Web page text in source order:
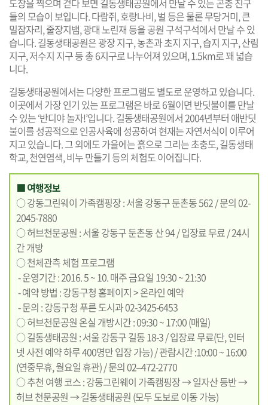
도장을 찍으며 걷다 보면 길동생태공원에서 만날 수 있는 곤충 친구
들의 모습이 보입니다. 다람쥐, 호랑나비, 벌 등은 물론 무당거미, 큰
밀잠자리, 줄장지뱀, 광대 노린재 등을 공원 구석구석에서 만날 수 있
습니다. 길동생태공원은 광장 지구, 농촌과 초지 지구, 습지 지구, 산림
지구, 저수지 지구 등 총 6지구로 나누어져 있으며, 1.5km로 꽤 넓습
니다.
길동생태공원에서는 다양한 프로그램도 별도로 운영하고 있습니다.
이곳에서 가장 인기 있는 프로그램은 바로 6월이면 반딧불이를 만날
수 있는 ‘반디야 놀자!’입니다. 길동생태공원에서 2004년부터 애반딧
불이를 성공적으로 인공사육에 성공하여 현재는 자연서식이 이루어
지고 있습니다. 그 외에도 가을에는 흙으로 그리는 초충도, 길동생태
학교, 천연염색, 비누 만들기 등의 체험도 이어집니다.
■ 여행정보
○ 강동그린웨이 가족캠핑장 : 서울 강동구 둔촌동 562 / 문의 02-
2045-7880
○ 허브천문공원 : 서울 강동구 둔촌동 산 94 / 입장료 무료 / 24시
간 개방
○ 천체관측 체험 프로그램
- 운영기간 : 2016. 5 ~ 10. 매주 금요일 19:30 ~ 21:30
- 예약 방법 : 강동구청 홈페이지 > 온라인 예약
- 문의 : 강동구청 푸른 도시과 02-3425-6453
○ 허브천문공원 온실 개방시간 : 09:30 ~ 17:00 (매일)
○ 길동생태공원 : 서울 강동구 길동 18-3 / 입장료 무료(단, 인터
넷 사전 예약 하루 400명만 입장 가능) / 관람시간 :10:00 ~ 16:00
(연중무휴, 월요일 휴관) / 문의 02–472-2770
○ 추천 여행 코스 : 강동그린웨이 가족캠핑장 → 일자산 등반 →
허브 천문공원 → 길동생태공원 (모두 도보로 이동 가능)